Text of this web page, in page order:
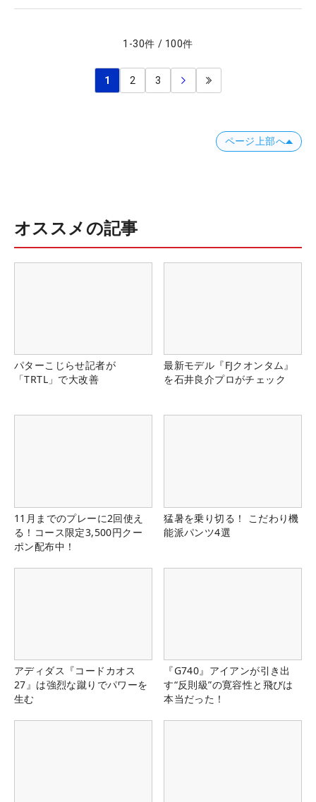
1 -30件 / 100件
1 2 3
ページ上部へ
オススメの記事
パターこじらせ記者が
「TRTL」で大改善
最新モデル『FJクオンタム』
を石井良介プロがチェック
11月までのプレーに2回使え
る！コース限定3,500円クー
ポン配布中！
猛暑を乗り切る！ こだわり機
能派パンツ4選
アディダス『コードカオス
27』は強烈な蹴りでパワーを
生む
『G740』アイアンが引き出
す“反則級”の寛容性と飛びは
本当だった！